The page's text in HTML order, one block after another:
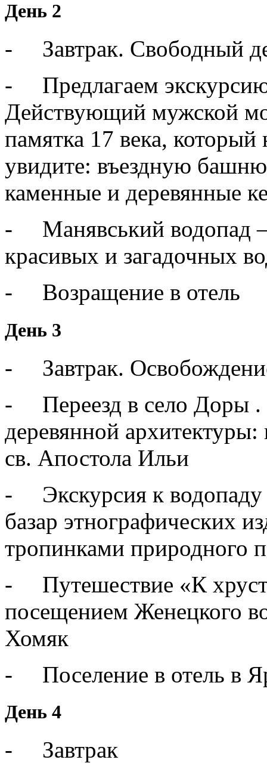
День 2
- Завтрак. Свободный
- Предлагаем
Действующий мужской
памятка 17 века,
увидите: въездную
каменные и деревянные
- Манявський водопад
красивых и загадочных
- Возращение в отель
День 3
- Завтрак.
- Переезд в село Доры .
деревянной
св. Апостола Ильи
- Экскурсия к водопаду
базар этнографических
тропинками природного
- Путешествие «К
посещением Женецкого
Хомяк
- Поселение в отель в
День 4
- Завтрак